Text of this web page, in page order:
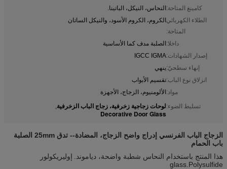
كامينغ المتاحة:النحاس، النيكل، الباتينا.
الطلاء الكهربائي
المتاحة:
الكروم، الكروم الأسود، والنيكل الساتان
داخلا:الصلبة مدف كما الأساسية
إصدار الشهادات:IGCC IGMA
إنهاء سطحيّ:ينهي
انزلاق نوع الباب:تقسيم الأبواب
مواد:الألومنيوم، الزجاج، الأجهزة
تسليط الضوء:لوحات زجاجية زخرفية، زجاج الباب الزخرفية,
Decorative Door Glass
الزجاج الباب الفرنسي إدراج واضح الزجاج، المضادة-- تدق 25mm الصلبة
باب الحمام
هذا المنتج باستخدام النحاس شطبة واضحة، دياموند.
إوليريكولور
glass.Polysulfide